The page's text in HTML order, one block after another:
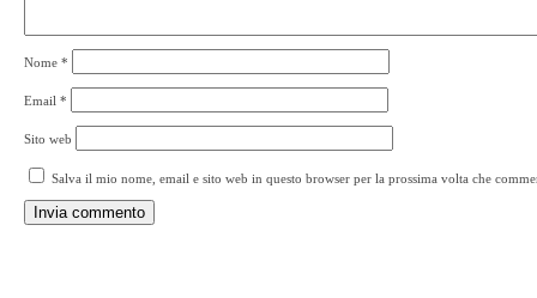
Nome *
Email *
Sito web
Salva il mio nome, email e sito web in questo browser per la prossima volta che